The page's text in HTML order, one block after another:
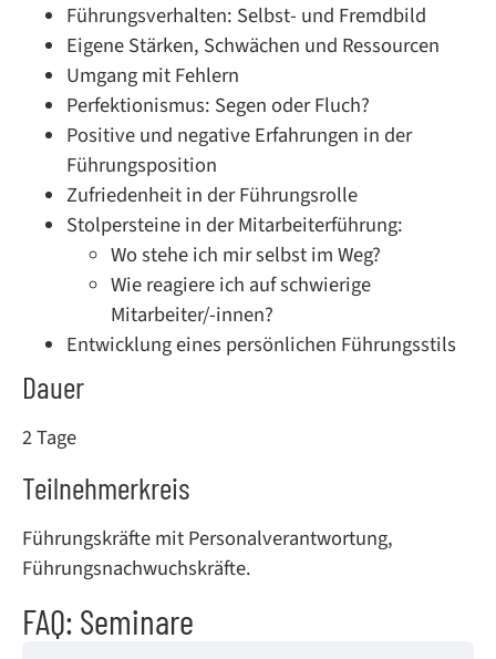
Führungsverhalten: Selbst- und Fremdbild
Eigene Stärken, Schwächen und Ressourcen
Umgang mit Fehlern
Perfektionismus: Segen oder Fluch?
Positive und negative Erfahrungen in der
Führungsposition
Zufriedenheit in der Führungsrolle
Stolpersteine in der Mitarbeiterführung:
Wo stehe ich mir selbst im Weg?
Wie reagiere ich auf schwierige
Mitarbeiter/-innen?
Entwicklung eines persönlichen Führungsstils
Dauer
2 Tage
Teilnehmerkreis
Führungskräfte mit Personalverantwortung,
Führungsnachwuchskräfte.
FAQ: Seminare